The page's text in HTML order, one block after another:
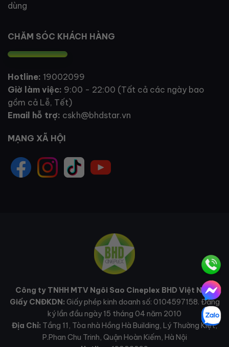
dùng
CHĂM SÓC KHÁCH HÀNG
Hotline: 19002099
Giờ làm việc: 9:00 - 22:00 (Tất cả các ngày bao
gồm cả Lễ, Tết)
Email hỗ trợ: cskh@bhdstar.vn
MẠNG XÃ HỘI
Công ty TNHH MTV Ngôi Sao Cineplex BHD Việt Nam
Giấy CNĐKDN: Giấy phép kinh doanh số: 0104597158. Đăng
ký lần đầu ngày 15 tháng 04 năm 2010
Địa Chỉ: Tầng 11, Tòa nhà Hồng Hà Building, Lý Thường Kiệt,
P.Phan Chu Trinh, Quận Hoàn Kiếm, Hà Nội